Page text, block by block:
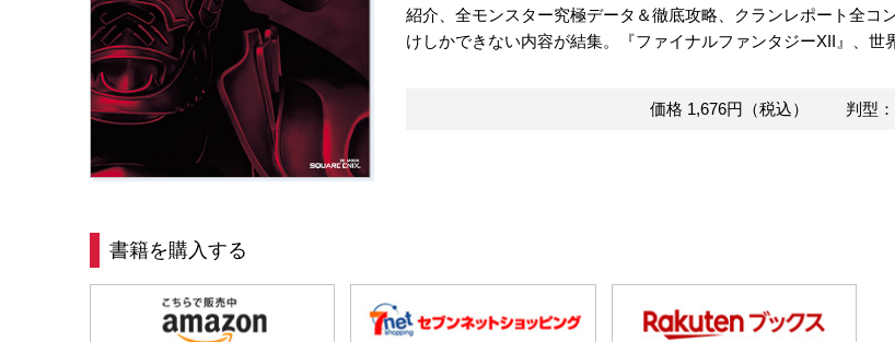
紹介、全モンスター究極データ＆徹底攻略、クランレポート全
けしかできない内容が結集。『ファイナルファンタジーXII』、世
価格 1,676円（税込） 判型
書籍を購入する